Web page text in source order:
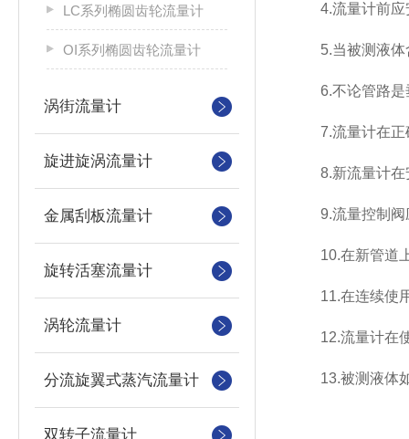
LC系列椭圆齿轮流量计
OI系列椭圆齿轮流量计
涡街流量计
旋进旋涡流量计
金属刮板流量计
旋转活塞流量计
涡轮流量计
分流旋翼式蒸汽流量计
双转子流量计
4.流量计前应安
5.当被测液体
6.不论管路是垂
7.流量计在正确
8.新流量计在安
9.流量控制阀应
10.在新管道上
11.在连续使
12.流量计在使
13.被测液体如